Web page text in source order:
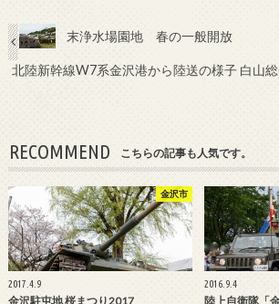
末浄水場園地 春の一般開放
北陸新幹線W7系金沢港から陸送の様子 白山
RECOMMEND こちらの記事も人気です。
金沢市
2017.4.9
金沢駐屯地 桜まつり2017
2016.9.4
陸上自衛隊「